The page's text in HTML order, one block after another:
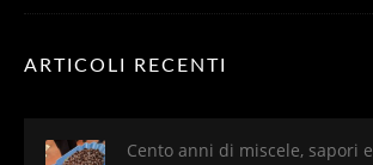
ARTICOLI RECENTI
Cento anni di miscele, sapori e